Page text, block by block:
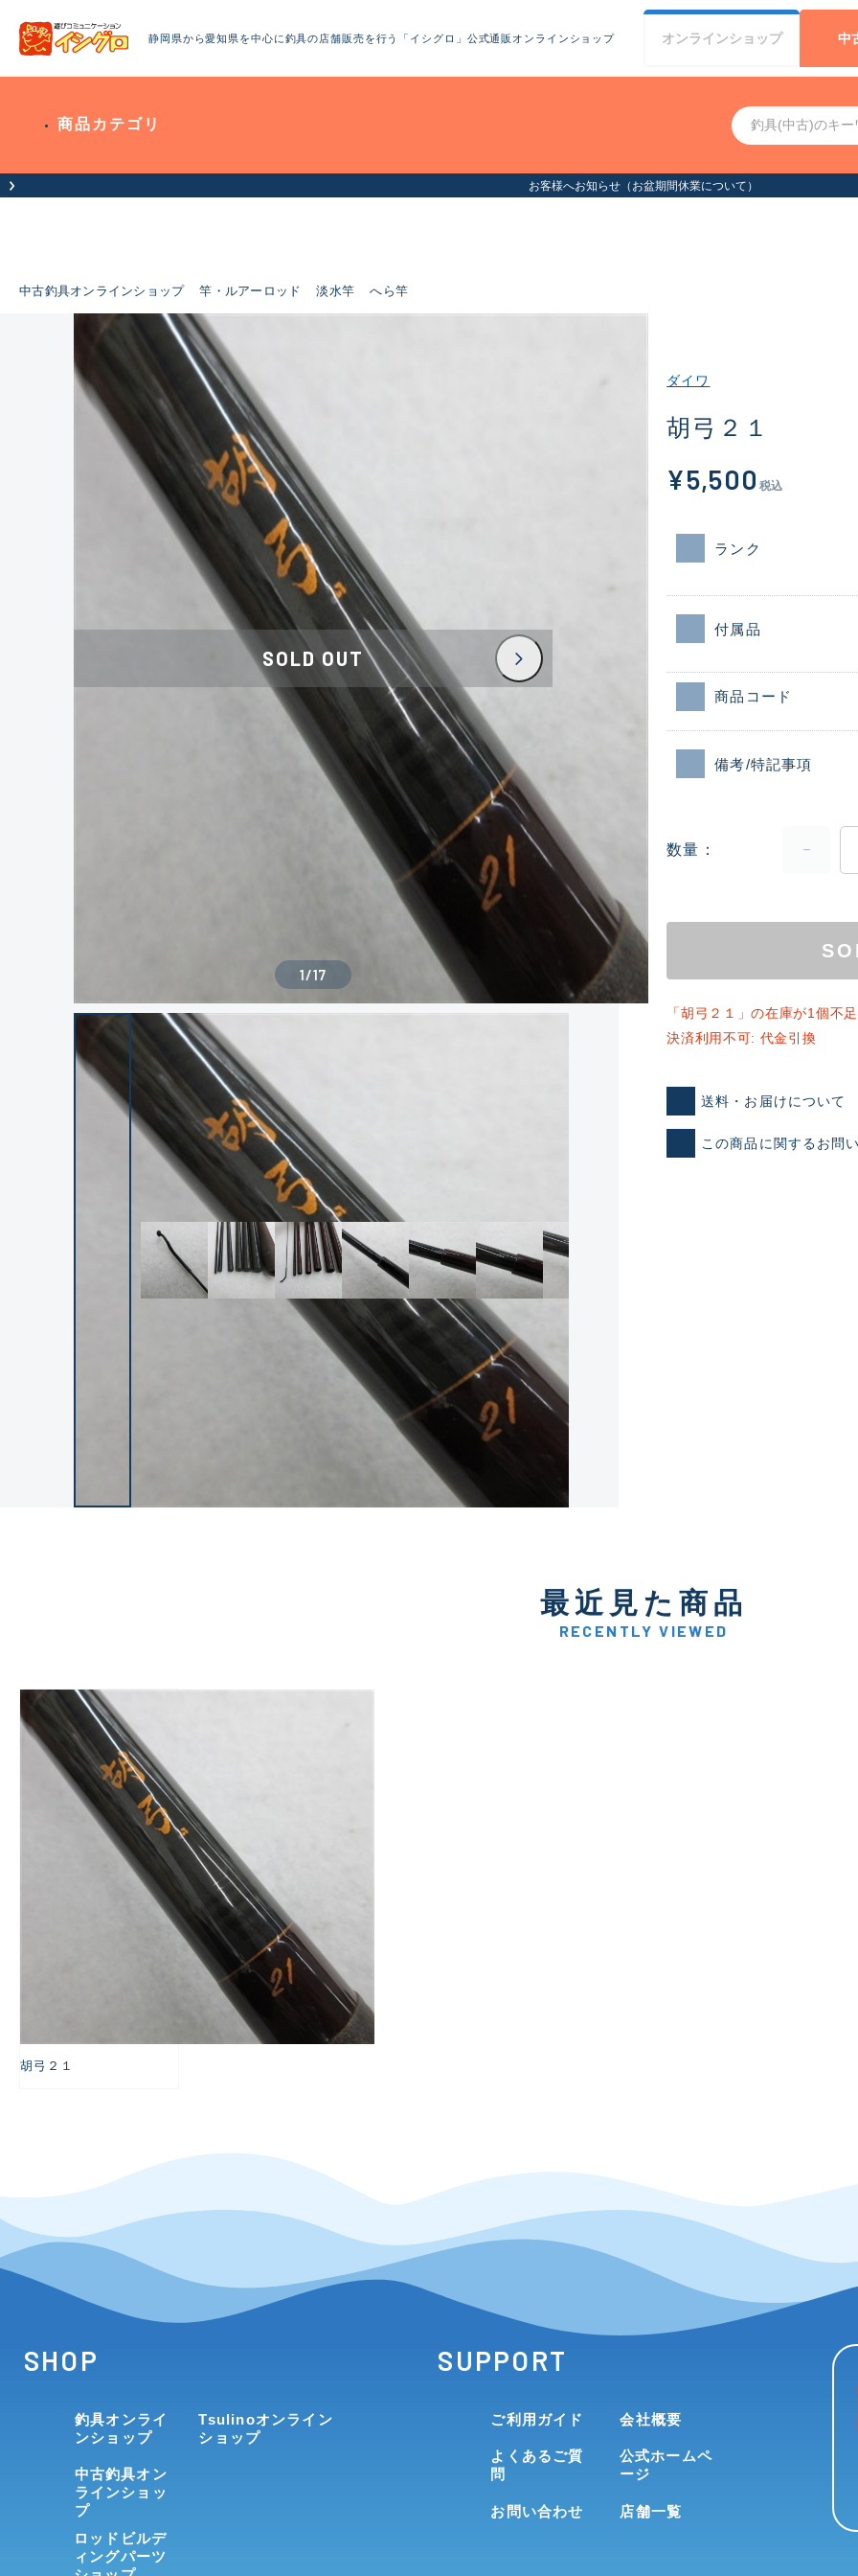
静岡県から愛知県を中心に釣具の店舗販売を行う「イシグロ」公式通販オンラインショップ オンラインショップ 中
商品カテゴリ
お客様へお知らせ（お盆期間休業について）
中古釣具オンラインショップ 竿・ルアーロッド 淡水竿 へら竿
良
新古品（メーカー問屋から
C-
い品
SOLD OUT
1/17
ダイワ
胡弓２１
¥5,500 税込
ランク
付属品
商品コード
備考/特記事項
数量
「胡弓２１」の在庫が1個不
決済利用不可: 代金引換
送料・お届けについて
この商品に関するお問
最近見た商品
RECENTLY VIEWED
胡弓２１
SHOP
釣具オンライ
ンショップ
中古釣具オン
ラインショッ
プ
ロッドビルデ
ィングパーツ
Tsulinoオンライン
ショップ
SUPPORT
ご利用ガイド
よくあるご質
問
お問い合わせ
会社概要
公式ホームペ
ージ
店舗一覧